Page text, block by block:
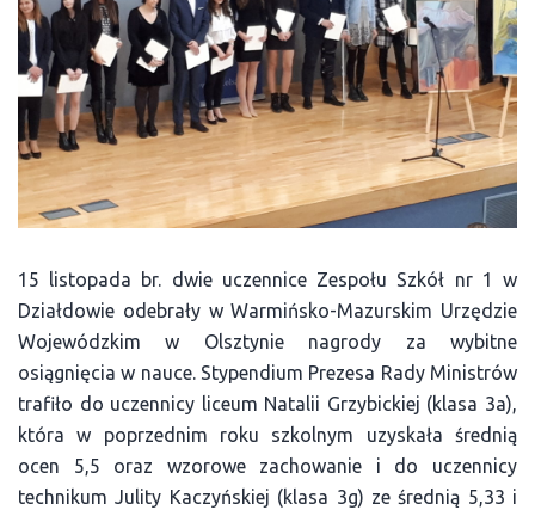
15 listopada br. dwie uczennice Zespołu Szkół nr 1 w
Działdowie odebrały w Warmińsko-Mazurskim Urzędzie
Wojewódzkim w Olsztynie nagrody za wybitne
osiągnięcia w nauce. Stypendium Prezesa Rady Ministrów
trafiło do uczennicy liceum Natalii Grzybickiej (klasa 3a),
która w poprzednim roku szkolnym uzyskała średnią
ocen 5,5 oraz wzorowe zachowanie i do uczennicy
technikum Julity Kaczyńskiej (klasa 3g) ze średnią 5,33 i